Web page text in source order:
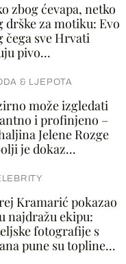
zbog ćevapa, netko
drške za motiku: Evo
čega sve Hrvati
pivo...
& LJEPOTA
može izgledati
i profinjeno –
Jelene Rozge
je dokaz...
Kramarić pokazao
najdražu ekipu:
fotografije s
pune su topline...